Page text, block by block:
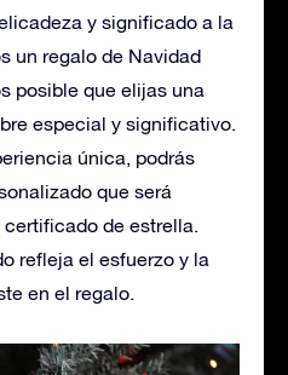
y significado a la
un regalo de Navidad
posible que elijas una
especial y significativo.
única, podrás
que será
de estrella.
refleja el esfuerzo y la
en el regalo.